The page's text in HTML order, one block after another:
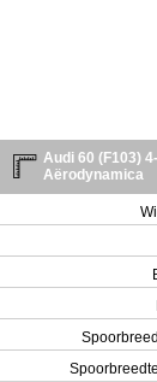
Audi 60 (F103)
Aërodynamica